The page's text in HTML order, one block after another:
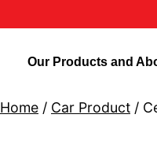
Our Products and
Home / Car Product /